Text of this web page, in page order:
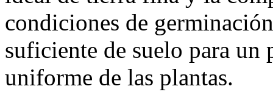
condiciones de
suficiente de suelo para
uniforme de las plantas.